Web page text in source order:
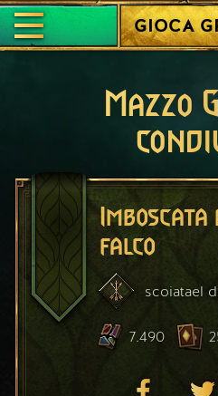
GIOCA
Mazzo
Imboscata
falco
scoiatael
7.490